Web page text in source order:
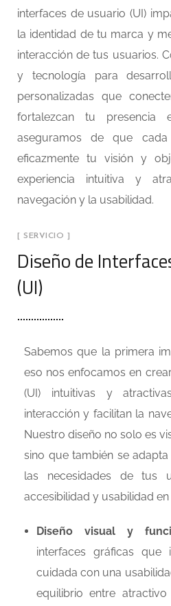
interfaces de usuario (UI)
la identidad de tu marca y
interacción de tus usuarios.
y tecnología para
personalizadas que
fortalezcan tu presencia
aseguramos de que
eficazmente tu visión y
experiencia intuitiva y
navegación y la usabilidad.
[ SERVICIO ]
Diseño de
(UI)
Sabemos que la primera
eso nos enfocamos en
(UI) intuitivas y
interacción y facilitan la
Nuestro diseño no solo es
sino que también se
las necesidades de tus
accesibilidad y usabilidad
Diseño visual y
interfaces gráficas que
cuidada con una
equilibrio entre